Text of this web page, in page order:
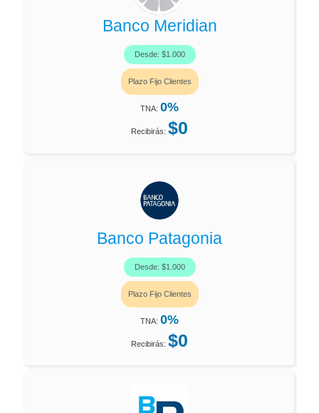
Banco Meridian
Desde: $1.000
Plazo Fijo Clientes
TNA: 0%
Recibirás: $0
Banco Patagonia
Desde: $1.000
Plazo Fijo Clientes
TNA: 0%
Recibirás: $0